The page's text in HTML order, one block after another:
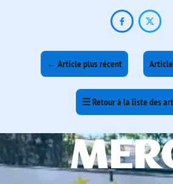
 
← Article plus récent
☰Retour à la liste des